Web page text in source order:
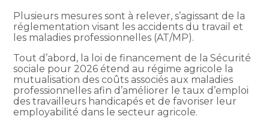
Plusieurs mesures sont à relever, s’agissant de la
réglementation visant les accidents du travail et
les maladies professionnelles (AT/MP).
Tout d’abord, la loi de financement de la Sécurité
sociale pour 2026 étend au régime agricole la
mutualisation des coûts associés aux maladies
professionnelles afin d’améliorer le taux d’emploi
des travailleurs handicapés et de favoriser leur
employabilité dans le secteur agricole.